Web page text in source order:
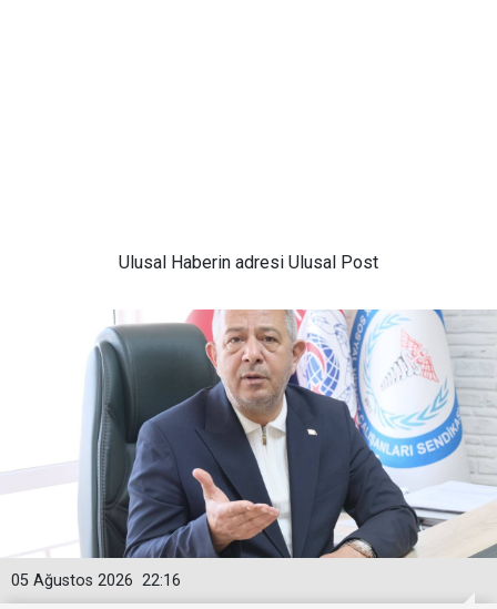
Ulusal Haberin adresi Ulusal Post
22:16
05 Ağustos 2026